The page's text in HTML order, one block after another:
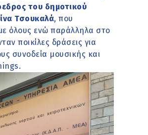
του δημοτικού
Τσουκαλά, που
όλους ενώ παράλληλα στο
ποικίλες δράσεις για
συνοδεία μουσικής και